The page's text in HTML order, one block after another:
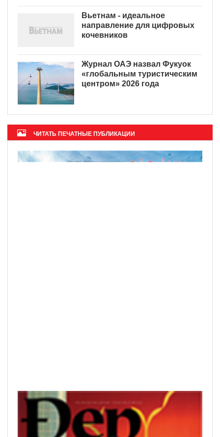
Вьетнам - идеальное
направление для цифровых
кочевников
Журнал ОАЭ назвал Фукуок
«глобальным туристическим
центром» 2026 года
ЧИТАТЬ ПЕЧАТНЫЕ ПУБЛИКАЦИИ